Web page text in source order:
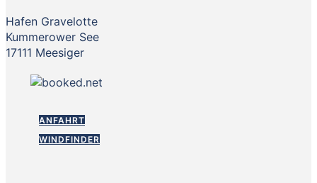
Hafen Gravelotte
Kummerower See
17111 Meesiger
ANFAHRT
WINDFINDER